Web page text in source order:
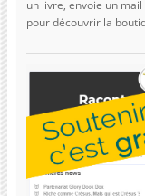
un livre, envoie un
pour découvrir la